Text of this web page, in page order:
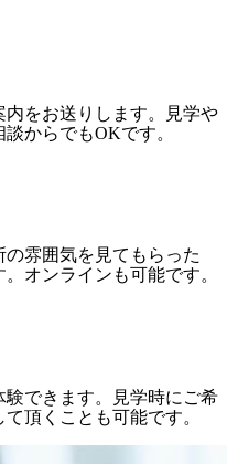
をお送りします。見学や
からでもOKです。
雰囲気を見てもらった
オンラインも可能です。
できます。見学時にご希
頂くことも可能です。